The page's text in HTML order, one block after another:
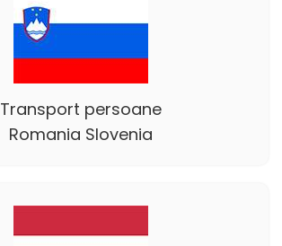
Transport persoane
Romania Slovenia